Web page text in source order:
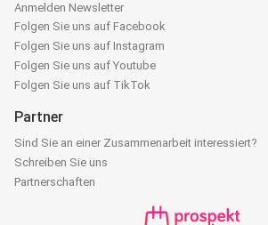
Anmelden Newsletter
Folgen Sie uns auf Facebook
Folgen Sie uns auf Instagram
Folgen Sie uns auf Youtube
Folgen Sie uns auf TikTok
Partner
Sind Sie an einer Zusammenarbeit interessiert?
Schreiben Sie uns
Partnerschaften